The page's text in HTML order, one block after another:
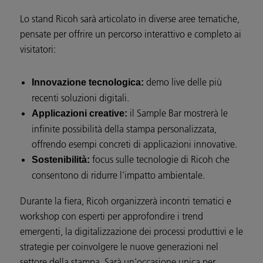
Lo stand Ricoh sarà articolato in diverse aree tematiche,
pensate per offrire un percorso interattivo e completo ai
visitatori:
Innovazione tecnologica: demo live delle più
recenti soluzioni digitali.
Applicazioni creative: il Sample Bar mostrerà le
infinite possibilità della stampa personalizzata,
offrendo esempi concreti di applicazioni innovative.
Sostenibilità: focus sulle tecnologie di Ricoh che
consentono di ridurre l’impatto ambientale.
Durante la fiera, Ricoh organizzerà incontri tematici e
workshop con esperti per approfondire i trend
emergenti, la digitalizzazione dei processi produttivi e le
strategie per coinvolgere le nuove generazioni nel